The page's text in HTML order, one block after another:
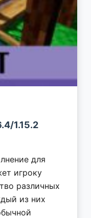
1.15.2
для
игроку
различных
из них